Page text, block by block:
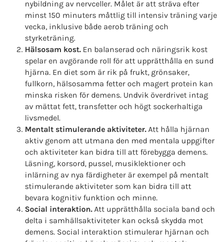
nybildning av nervceller. Målet är att sträva efter
minst 150 minuters måttlig till intensiv träning varje
vecka, inklusive både aerob träning och
styrketräning.
Hälsosam kost.En balanserad och näringsrik kost
spelar en avgörande roll för att upprätthålla en sund
hjärna. En diet som är rik på frukt, grönsaker,
fullkorn, hälsosamma fetter och magert protein kan
minska risken för demens. Undvik överdrivet intag
av mättat fett, transfetter och högt sockerhaltiga
livsmedel.
Mentalt stimulerande aktiviteter.Att hålla hjärnan
aktiv genom att utmana den med mentala uppgifter
och aktiviteter kan bidra till att förebygga demens.
Läsning, korsord, pussel, musiklektioner och
inlärning av nya färdigheter är exempel på mentalt
stimulerande aktiviteter som kan bidra till att
bevara kognitiv funktion och minne.
Social interaktion.Att upprätthålla sociala band och
delta i samhällsaktiviteter kan också skydda mot
demens. Social interaktion stimulerar hjärnan och